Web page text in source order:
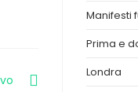
Manifesti
Prima e
Londra